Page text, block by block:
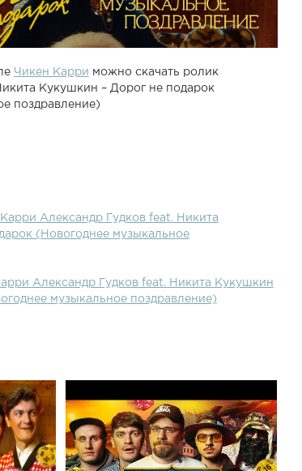
Чикен Карри можно скачать ролик
Кукушкин – Дорог не подарок
поздравление)
Александр Гудков feat. Никита
(Новогоднее музыкальное
Александр Гудков feat. Никита Кукушкин
музыкальное поздравление)